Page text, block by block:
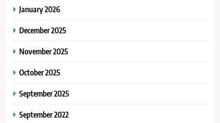
January 2026
December 2025
November 2025
October 2025
September 2025
September 2022